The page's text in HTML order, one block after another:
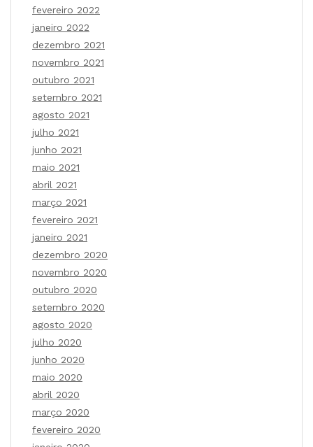
fevereiro 2022
janeiro 2022
dezembro 2021
novembro 2021
outubro 2021
setembro 2021
agosto 2021
julho 2021
junho 2021
maio 2021
abril 2021
março 2021
fevereiro 2021
janeiro 2021
dezembro 2020
novembro 2020
outubro 2020
setembro 2020
agosto 2020
julho 2020
junho 2020
maio 2020
abril 2020
março 2020
fevereiro 2020